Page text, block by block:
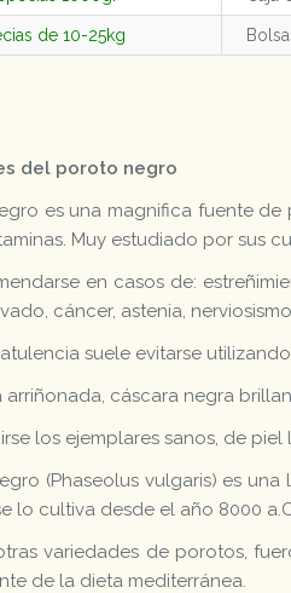
de 10-25kg
del poroto negro
es una magnifica fuente
Muy estudiado por sus
en casos de:
cáncer, astenia,
suele evitarse
arriñonada, cáscara negra
los ejemplares sanos, de piel
(Phaseolus vulgaris) es
lo cultiva desde el año 8000
variedades de porotos,
de la dieta mediterránea.